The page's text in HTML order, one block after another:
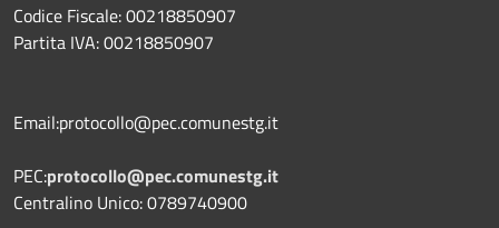
Codice Fiscale: 00218850907
Partita IVA: 00218850907
Email:protocollo@pec.comunestg.it
PEC:protocollo@pec.comunestg.it
Centralino Unico: 0789740900